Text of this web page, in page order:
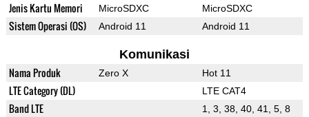
Jenis Kartu Memori MicroSDXC MicroSDXC
Sistem Operasi (OS) Android 11 Android 11
Komunikasi
Nama Produk Zero X Hot 11
LTE Category (DL) LTE CAT4
Band LTE 1, 3, 38, 40, 41, 5, 8